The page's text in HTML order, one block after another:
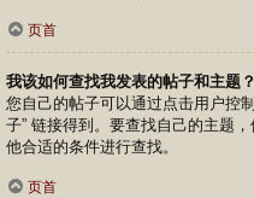
页首
我该如何查找我发表的帖子和主题？
您自己的帖子可以通过点击用户控
子” 链接得到。要查找自己的主题
他合适的条件进行查找。
页首